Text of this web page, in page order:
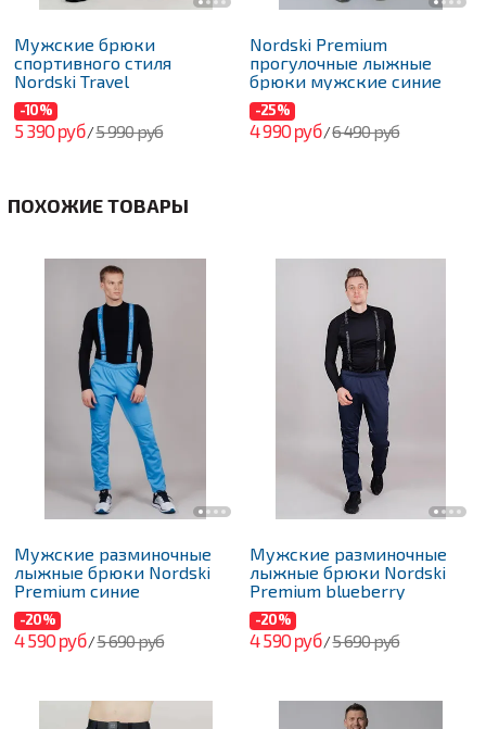
Мужские брюки
спортивного стиля
Nordski Travel
-10%
5 390 руб/5 990 руб
Nordski Premium
прогулочные лыжные
брюки мужские синие
-25%
4 990 руб/6 490 руб
ПОХОЖИЕ ТОВАРЫ
Мужские разминочные
лыжные брюки Nordski
Premium синие
-20%
4 590 руб/5 690 руб
Мужские разминочные
лыжные брюки Nordski
Premium blueberry
-20%
4 590 руб/5 690 руб